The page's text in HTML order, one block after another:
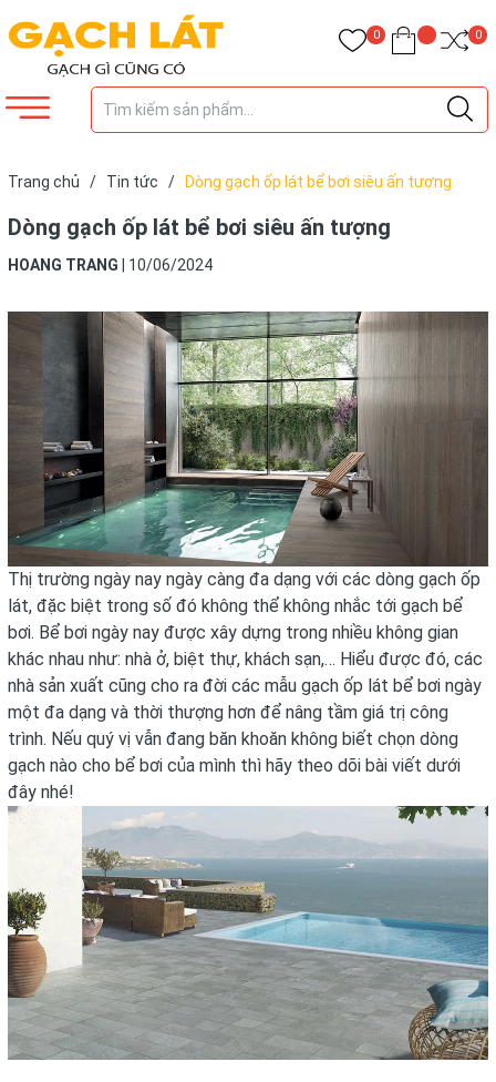
0 0
Trang chủ / Tin tức / Dòng gạch ốp lát bể bơi siêu ấn tượng
Dòng gạch ốp lát bể bơi siêu ấn tượng
HOANG TRANG 10/06/2024
Thị trường ngày nay ngày càng đa dạng với các dòng gạch ốp
lát, đặc biệt trong số đó không thể không nhắc tới gạch bể
bơi. Bể bơi ngày nay được xây dựng trong nhiều không gian
khác nhau như: nhà ở, biệt thự, khách sạn,… Hiểu được đó, các
nhà sản xuất cũng cho ra đời các mẫu gạch ốp lát bể bơi ngày
một đa dạng và thời thượng hơn để nâng tầm giá trị công
trình. Nếu quý vị vẫn đang băn khoăn không biết chọn dòng
gạch nào cho bể bơi của mình thì hãy theo dõi bài viết dưới
đây nhé!